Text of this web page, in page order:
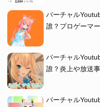
バーチャル
誰？プロゲーマ
バーチャル
誰？炎上や放送
バーチャル